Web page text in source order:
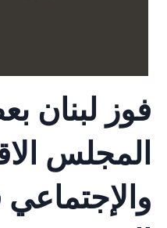
فوز لبنان
المجلس